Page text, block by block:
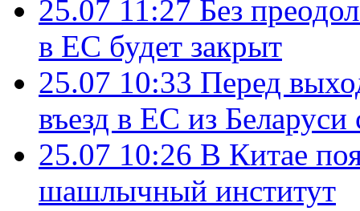
25.07 11:27 Без
в ЕС будет закрыт
25.07 10:33 Перед
въезд в ЕС из Беларуси
25.07 10:26 В Китае
шашлычный институт